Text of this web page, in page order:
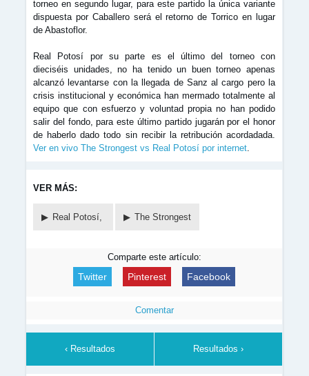
torneo en segundo lugar, para este partido la única variante
dispuesta por Caballero será el retorno de Torrico en lugar
de Abastoflor.
Real Potosí por su parte es el último del torneo con
dieciséis unidades, no ha tenido un buen torneo apenas
alcanzó levantarse con la llegada de Sanz al cargo pero la
crisis institucional y económica han mermado totalmente al
equipo que con esfuerzo y voluntad propia no han podido
salir del fondo, para este último partido jugarán por el honor
de haberlo dado todo sin recibir la retribución acordadada.
Ver en vivo The Strongest vs Real Potosí por internet
VER MÁS:
Real Potosí, The Strongest
Comparte este artículo:
Twitter Pinterest Facebook
Comentar
‹ Resultados Resultados ›